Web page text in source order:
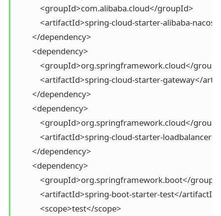
            <groupId>com.alibaba.cloud</groupId>
<artifactId>spring-cloud-starter-alibaba-
        </dependency>
        <dependency>
<groupId>org.springframework.cloud</
<artifactId>spring-cloud-starter-gateway</
        </dependency>
        <dependency>
<groupId>org.springframework.cloud</
<artifactId>spring-cloud-starter-
        </dependency>
        <dependency>
<groupId>org.springframework.boot</
<artifactId>spring-boot-starter-test</
            <scope>test</scope>